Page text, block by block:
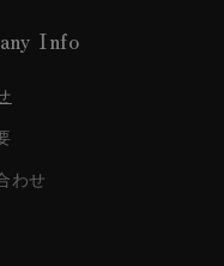
Info
わせ